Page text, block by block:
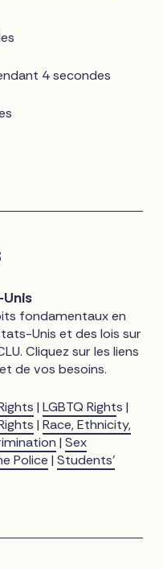
4 secondes
fondamentaux en
Unis et des lois sur
Cliquez sur les liens
de vos besoins.
|LGBTQ Rights |
|Race, Ethnicity,
|Sex
Police |Students’